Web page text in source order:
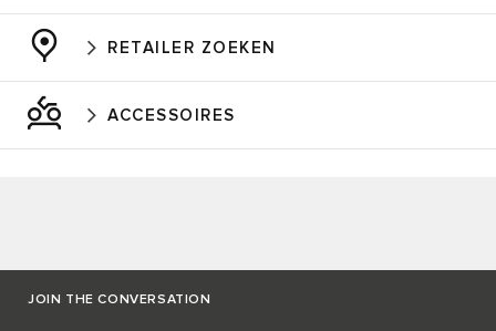
RETAILER ZOEKEN
ACCESSOIRES
JOIN THE CONVERSATION